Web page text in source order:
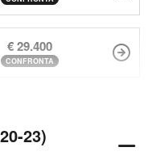
€ 29.400
CONFRONTA
23)